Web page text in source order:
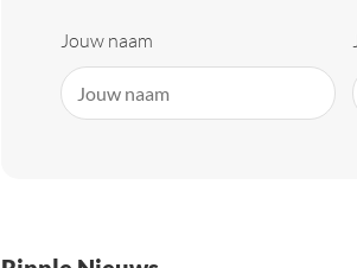
Jouw naam